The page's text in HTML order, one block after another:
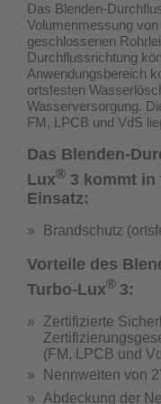
Das Blenden-
Volumenmessung
geschlossenen
Durchflussrichtung
Anwendungsbereich
ortsfesten
Wasserversorgung.
FM, LPCB und VdS
Das Blenden-
Lux®3 kommt in
Einsatz:
Brandschutz
Vorteile des
Turbo-Lux® 3:
Zertifizierte
(FM, LPCB und
Nennweiten von
Abdeckung der